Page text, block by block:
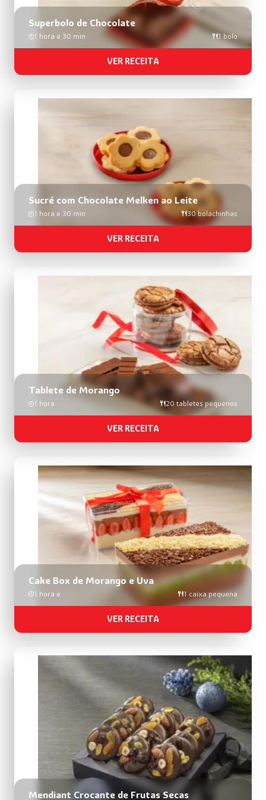
Superbolo de Chocolate
1 hora e 30 min 1 bolo
VER RECEITA
Sucré com Chocolate Melken ao Leite​​​
1 hora e 30 min 30 bolachinhas
VER RECEITA
Tablete de Morango
1 hora 20 tabletes pequenos
VER RECEITA
Cake Box de Morango e Uva
1 hora e 1 caixa pequena
VER RECEITA
Mendiant Crocante de Frutas Secas